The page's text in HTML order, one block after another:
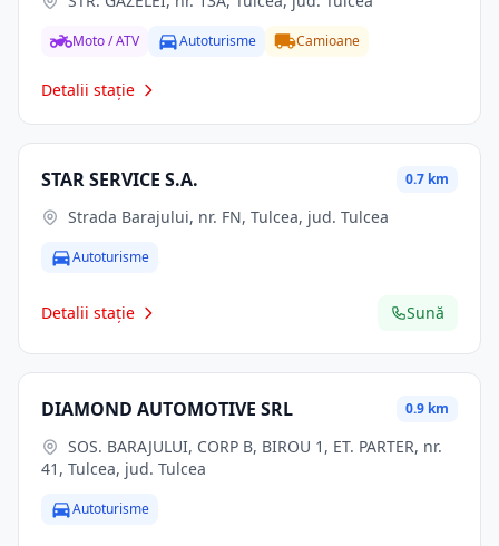
Moto / ATV Autoturisme Camioane
Detalii stație
STAR SERVICE S.A. 0.7 km
Strada Barajului, nr. FN, Tulcea, jud. Tulcea
Autoturisme
Detalii stație Sună
DIAMOND AUTOMOTIVE SRL 0.9 km
41, Tulcea, jud. Tulcea
Autoturisme